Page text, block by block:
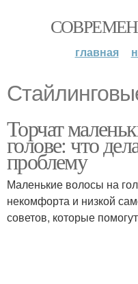
главная
Торчат
голове: что
проблему
Маленькие волосы на
некомфорта и низкой
советов, которые